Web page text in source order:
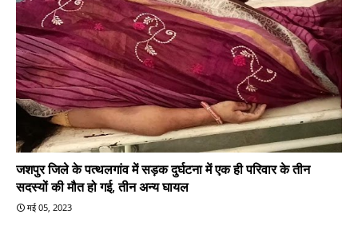
जशपुर जिले के पत्थलगांव में सड़क दुर्घटना में एक ही परिवार के तीन
सदस्यों की मौत हो गई, तीन अन्य घायल
मई 05, 2023